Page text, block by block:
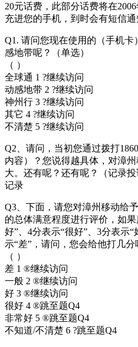
20元话费，此部分话费将在
充进您的手机，到时会有短信通
Q1. 请问您现在使用的（手机
感地带呢？（单选）
（ ）
全球通 1 ?继续访问
动感地带 2 ?继续访问
神州行 3 ?继续访问
其它 4 ?继续访问
不清楚 5 ?继续访问
Q2、请问，当初您通过拨打
内容）？您说得越具体，对漳
大。还有呢？还有呢？（记录投
记录
Q3、下面，请您对漳州移动给
的总体满意程度进行评价，如
好”、4分表示“很好”、3分表示
示“差”，请问，您会给他打几分
（ ）
差 1 ®继续访问
一般 2 ®继续访问
好 3 ®继续访问
很好 4 ®跳至题Q4
非常好 5 ®跳至题Q4
不知道/不清楚 6 ?跳至题Q4